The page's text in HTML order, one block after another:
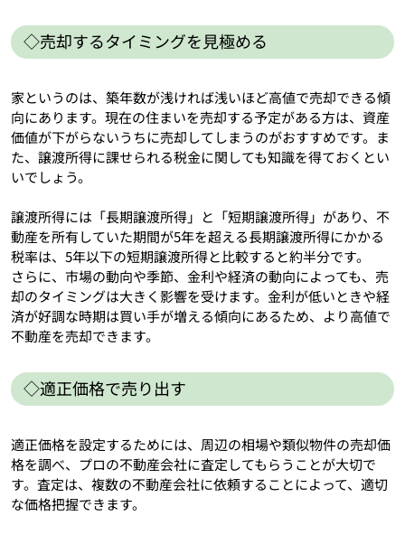
◇売却するタイミングを見極める
家というのは、築年数が浅ければ浅いほど高値で売却できる傾
向にあります。現在の住まいを売却する予定がある方は、資産
価値が下がらないうちに売却してしまうのがおすすめです。ま
た、譲渡所得に課せられる税金に関しても知識を得ておくとい
いでしょう。
譲渡所得には「長期譲渡所得」と「短期譲渡所得」があり、不
動産を所有していた期間が5年を超える長期譲渡所得にかかる
税率は、5年以下の短期譲渡所得と比較すると約半分です。
さらに、市場の動向や季節、金利や経済の動向によっても、売
却のタイミングは大きく影響を受けます。金利が低いときや経
済が好調な時期は買い手が増える傾向にあるため、より高値で
不動産を売却できます。
◇適正価格で売り出す
適正価格を設定するためには、周辺の相場や類似物件の売却価
格を調べ、プロの不動産会社に査定してもらうことが大切で
す。査定は、複数の不動産会社に依頼することによって、適切
な価格把握できます。